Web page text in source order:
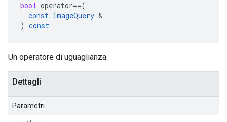
bool operator==(
const ImageQuery &
) const
Un operatore di uguaglianza.
Dettagli
Parametri